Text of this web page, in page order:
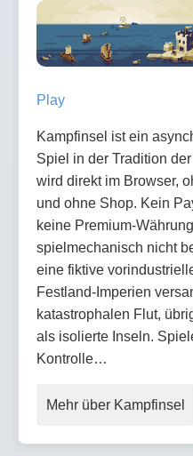
Play
Kampfinsel ist ein
Spiel in der Tradition
wird direkt im Browser,
und ohne Shop. Kein
keine Premium-
spielmechanisch nicht
eine fiktive
Festland-Imperien
katastrophalen Flut,
als isolierte Inseln.
Kontrolle…
Mehr über Kampfinsel